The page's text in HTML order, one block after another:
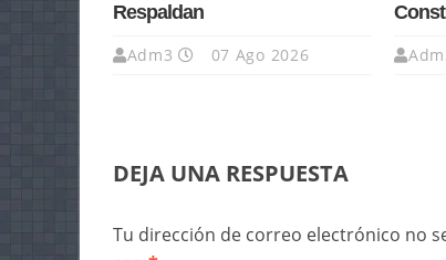
Respaldan
Adm3 07 Ago 2026
DEJA UNA RESPUESTA
Tu dirección de correo electrónico no